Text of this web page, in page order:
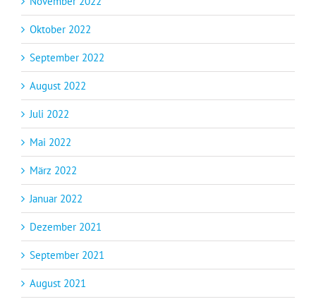
Oktober 2022
September 2022
August 2022
Juli 2022
Mai 2022
März 2022
Januar 2022
Dezember 2021
September 2021
August 2021